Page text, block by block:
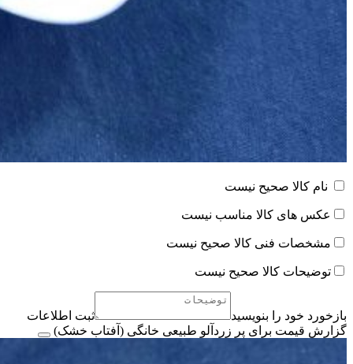
نام کالا صحیح نیست
عکس های کالا مناسب نیست
مشخصات فنی کالا صحیح نیست
توضیحات کالا صحیح نیست
بازخورد خود را بنویسید
ثبت اطلاعات
گزارش قیمت برای پر زردآلو طبیعی خانگی (آفتاب خشک)